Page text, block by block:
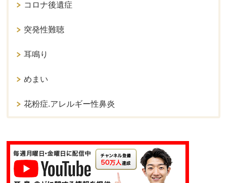
コロナ後遺症
突発性難聴
耳鳴り
めまい
花粉症.アレルギー性鼻炎